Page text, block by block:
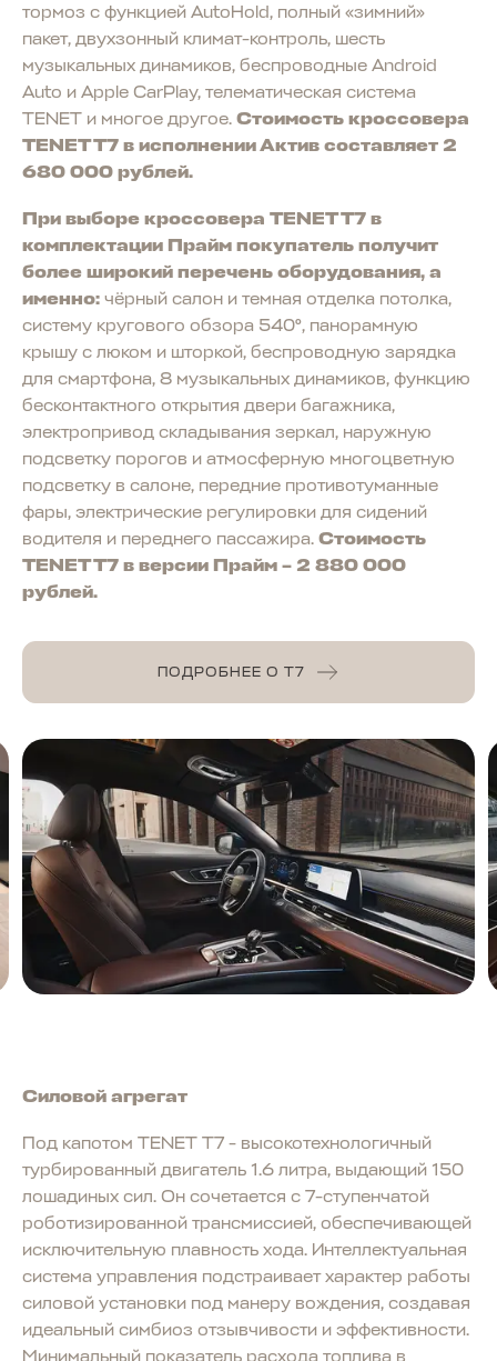
тормоз с функцией AutoHold, полный «зимний»
пакет, двухзонный климат-контроль, шесть
музыкальных динамиков, беспроводные Android
Auto и Apple CarPlay, телематическая система
TENET и многое другое. Стоимость кроссовера
TENET T7 в исполнении Актив составляет 2
680 000 рублей.
При выборе кроссовера TENET T7 в
комплектации Прайм покупатель получит
более широкий перечень оборудования, а
именно: чёрный салон и темная отделка потолка,
систему кругового обзора 540°, панорамную
крышу с люком и шторкой, беспроводную зарядка
для смартфона, 8 музыкальных динамиков, функцию
бесконтактного открытия двери багажника,
электропривод складывания зеркал, наружную
подсветку порогов и атмосферную многоцветную
подсветку в салоне, передние противотуманные
фары, электрические регулировки для сидений
водителя и переднего пассажира. Стоимость
TENET T7 в версии Прайм – 2 880 000
рублей.
ПОДРОБНЕЕ О T7
Силовой агрегат
Под капотом TENET T7 - высокотехнологичный
турбированный двигатель 1.6 литра, выдающий 150
лошадиных сил. Он сочетается с 7-ступенчатой
роботизированной трансмиссией, обеспечивающей
исключительную плавность хода. Интеллектуальная
система управления подстраивает характер работы
силовой установки под манеру вождения, создавая
идеальный симбиоз отзывчивости и эффективности.
Минимальный показатель расхода топлива в